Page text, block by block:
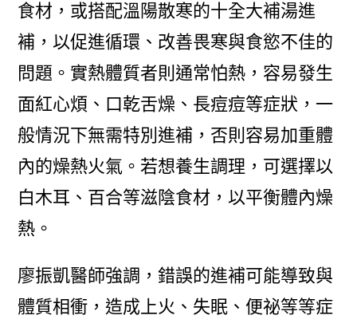
食材，或搭配溫陽散寒的十全大補湯進
補，以促進循環、改善畏寒與食慾不佳的
問題。實熱體質者則通常怕熱，容易發生
面紅心煩、口乾舌燥、長痘痘等症狀，一
般情況下無需特別進補，否則容易加重體
內的燥熱火氣。若想養生調理，可選擇以
白木耳、百合等滋陰食材，以平衡體內燥
熱。
廖振凱醫師強調，錯誤的進補可能導致與
體質相衝，造成上火、失眠、便祕等等症